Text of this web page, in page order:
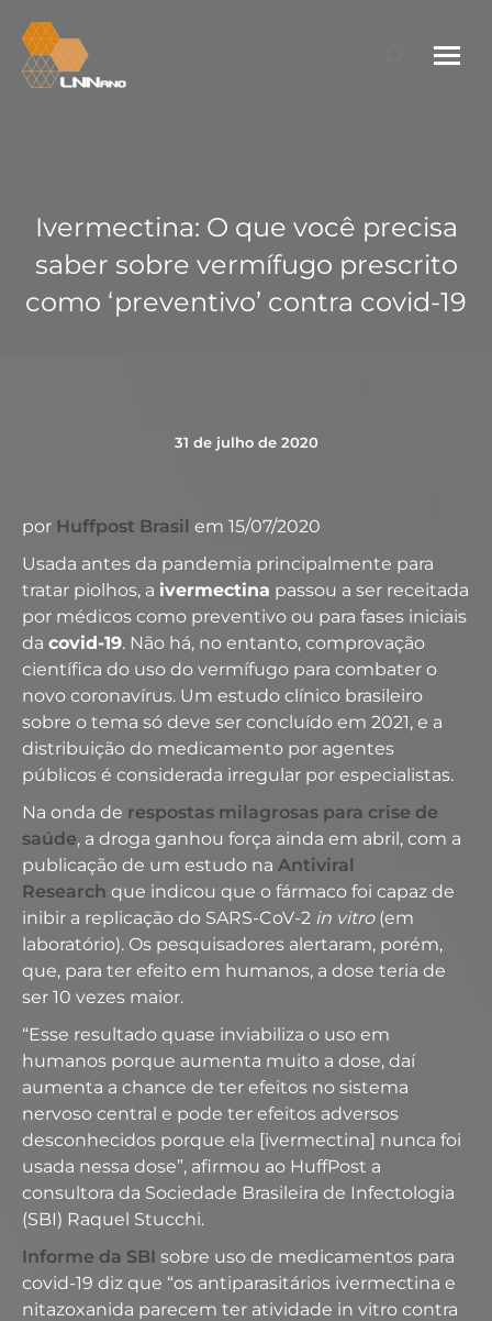
Search:
Ivermectina: O que você precisa
saber sobre vermífugo prescrito
como ‘preventivo’ contra covid-19
31 de julho de 2020
por Huffpost Brasil em 15/07/2020
Usada antes da pandemia principalmente para
tratar piolhos, a ivermectina passou a ser receitada
por médicos como preventivo ou para fases iniciais
da covid-19. Não há, no entanto, comprovação
científica do uso do vermífugo para combater o
novo coronavírus. Um estudo clínico brasileiro
sobre o tema só deve ser concluído em 2021, e a
distribuição do medicamento por agentes
públicos é considerada irregular por especialistas.
Na onda de respostas milagrosas para crise de
saúde, a droga ganhou força ainda em abril, com a
publicação de um estudo na Antiviral
Research que indicou que o fármaco foi capaz de
inibir a replicação do SARS-CoV-2 in vitro (em
laboratório). Os pesquisadores alertaram, porém,
que, para ter efeito em humanos, a dose teria de
ser 10 vezes maior.
“Esse resultado quase inviabiliza o uso em
humanos porque aumenta muito a dose, daí
aumenta a chance de ter efeitos no sistema
nervoso central e pode ter efeitos adversos
desconhecidos porque ela [ivermectina] nunca foi
usada nessa dose”, afirmou ao HuffPost a
consultora da Sociedade Brasileira de Infectologia
(SBI) Raquel Stucchi.
Informe da SBI sobre uso de medicamentos para
covid-19 diz que “os antiparasitários ivermectina e
nitazoxanida parecem ter atividade in vitro contra